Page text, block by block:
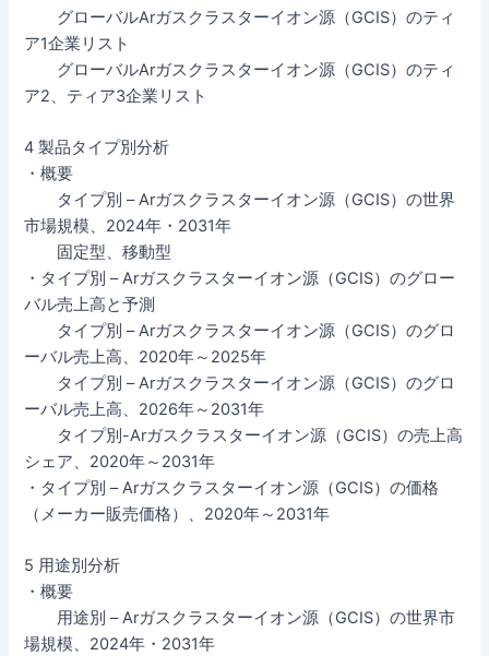
グローバルArガスクラスターイオン源（GCIS）のティ
ア1企業リスト
グローバルArガスクラスターイオン源（GCIS）のティ
ア2、ティア3企業リスト
4 製品タイプ別分析
・概要
タイプ別 – Arガスクラスターイオン源（GCIS）の世界
市場規模、2024年・2031年
固定型、移動型
・タイプ別 – Arガスクラスターイオン源（GCIS）のグロー
バル売上高と予測
タイプ別 – Arガスクラスターイオン源（GCIS）のグロ
ーバル売上高、2020年～2025年
タイプ別 – Arガスクラスターイオン源（GCIS）のグロ
ーバル売上高、2026年～2031年
タイプ別-Arガスクラスターイオン源（GCIS）の売上高
シェア、2020年～2031年
・タイプ別 – Arガスクラスターイオン源（GCIS）の価格
（メーカー販売価格）、2020年～2031年
5 用途別分析
・概要
用途別 – Arガスクラスターイオン源（GCIS）の世界市
場規模、2024年・2031年